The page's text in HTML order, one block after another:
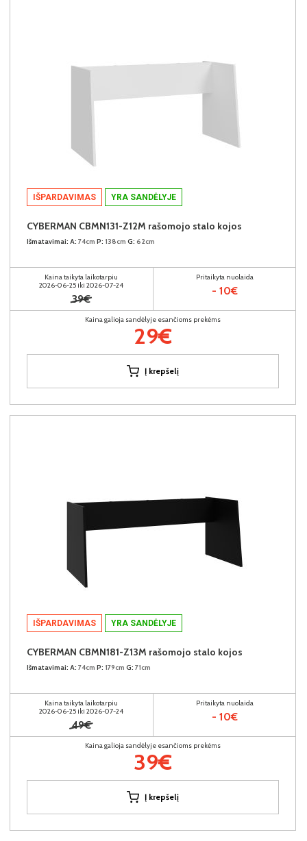
IŠPARDAVIMAS YRA SANDĖLYJE
CYBERMAN CBMN131-Z12M rašomojo stalo kojos
Išmatavimai: A: 74cm P: 138cm G: 62cm
Kaina taikyta laikotarpiu
2026-06-25 iki 2026-07-24
39€
Pritaikyta nuolaida
- 10€
Kaina galioja sandėlyje esančioms prekėms
29€
Į krepšelį
IŠPARDAVIMAS YRA SANDĖLYJE
CYBERMAN CBMN181-Z13M rašomojo stalo kojos
Išmatavimai: A: 74cm P: 179cm G: 71cm
Kaina taikyta laikotarpiu
2026-06-25 iki 2026-07-24
49€
Pritaikyta nuolaida
- 10€
Kaina galioja sandėlyje esančioms prekėms
39€
Į krepšelį